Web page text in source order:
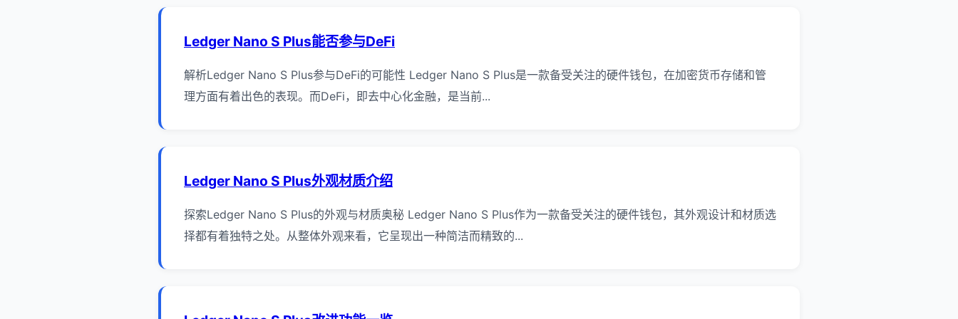
Ledger Nano S Plus能否参与DeFi
解析Ledger Nano S Plus参与DeFi的可能性 Ledger Nano S Plus是一款备受关注的硬件钱包，在加密货币存储和管
理方面有着出色的表现。而DeFi，即去中心化金融，是当前...
Ledger Nano S Plus外观材质介绍
探索Ledger Nano S Plus的外观与材质奥秘 Ledger Nano S Plus作为一款备受关注的硬件钱包，其外观设计和材质选
择都有着独特之处。从整体外观来看，它呈现出一种简洁而精致的...